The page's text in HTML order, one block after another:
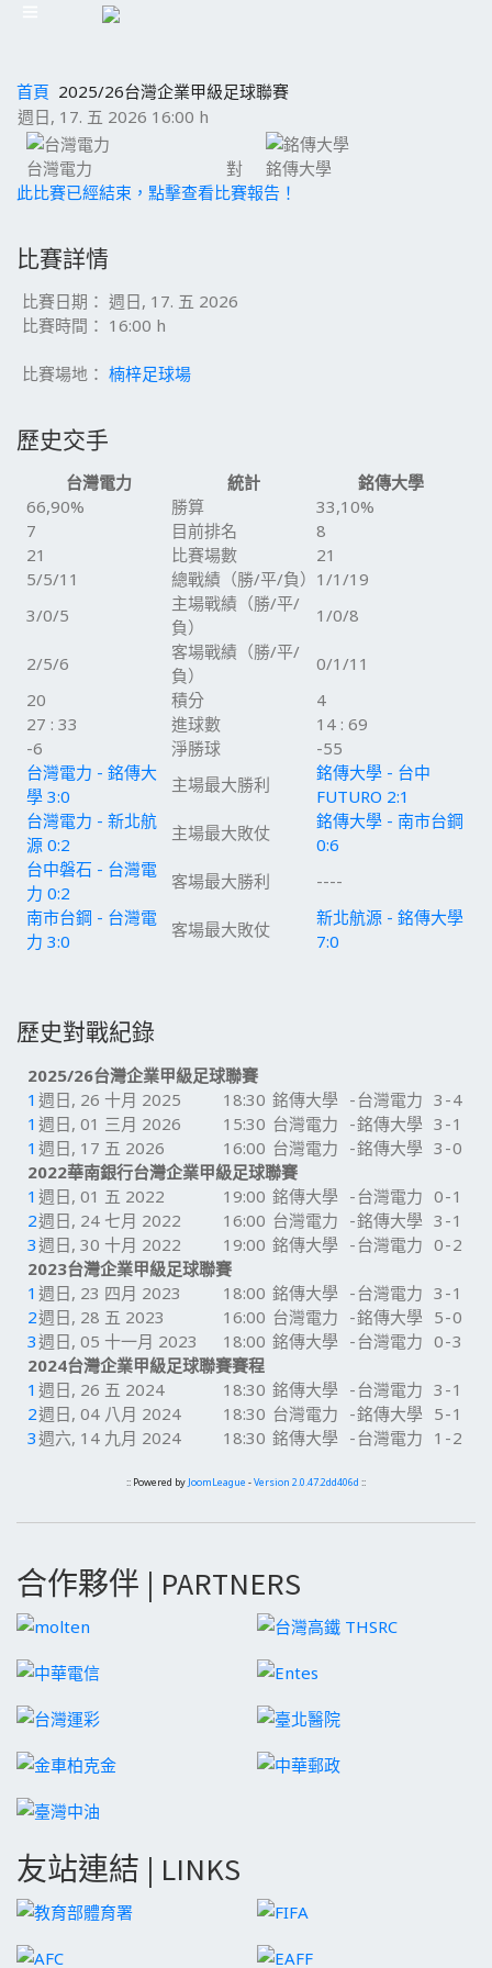
首頁 2025/26台灣企業甲級足球聯賽
週日, 17. 五 2026 16:00 h
台灣電力 對
銘傳大學
此比賽已經結束，點擊查看比賽報告！
比賽詳情
比賽日期： 週日, 17. 五 2026
比賽時間： 16:00 h
比賽場地： 楠梓足球場
歷史交手
台灣電力 統計
銘傳大學
66,90%
勝算
33,10%
7
目前排名
8
21
比賽場數
21
5/5/11
總戰績（勝/平/負） 1/1/19
3/0/5
主場戰績（勝/平/
負）
1/0/8
2/5/6
客場戰績（勝/平/
負）
0/1/11
20
積分
4
27 : 33
進球數
14 : 69
-6
淨勝球
-55
台灣電力 - 銘傳大
學 3:0
主場最大勝利
銘傳大學 - 台中
FUTURO 2:1
台灣電力 - 新北航
源 0:2
主場最大敗仗
銘傳大學 - 南市台鋼
0:6
台中磐石 - 台灣電
力 0:2
客場最大勝利
----
南市台鋼 - 台灣電
力 3:0
客場最大敗仗
新北航源 - 銘傳大學
7:0
歷史對戰紀錄
2025/26台灣企業甲級足球聯賽
1 週日, 26 十月 2025 18:30 銘傳大學 -台灣電力 3 -4
1 週日, 01 三月 2026 15:30 台灣電力 -銘傳大學 3 -1
1 週日, 17 五 2026 16:00 台灣電力 -銘傳大學 3 -0
2022華南銀行台灣企業甲級足球聯賽
1 週日, 01 五 2022 19:00 銘傳大學 -台灣電力 0-1
2週日, 24 七月 2022 16:00 台灣電力 -銘傳大學 3 -1
3週日, 30 十月 2022 19:00 銘傳大學 -台灣電力 0-2
2023台灣企業甲級足球聯賽
1 週日, 23 四月 2023 18:00 銘傳大學 -台灣電力 3 -1
2週日, 28 五 2023 16:00 台灣電力 -銘傳大學 5-0
3週日, 05 十一月 2023 18:00 銘傳大學 -台灣電力 0-3
2024台灣企業甲級足球聯賽賽程
1 週日, 26 五 2024 18:30 銘傳大學 -台灣電力 3 -1
2週日, 04 八月 2024 18:30 台灣電力 -銘傳大學 5-1
3週六, 14 九月 2024 18:30 銘傳大學 -台灣電力 1 -2
:: Powered by JoomLeague -Version 2.0.47.2dd406d ::
合作夥伴 | PARTNERS
友站連結 | LINKS